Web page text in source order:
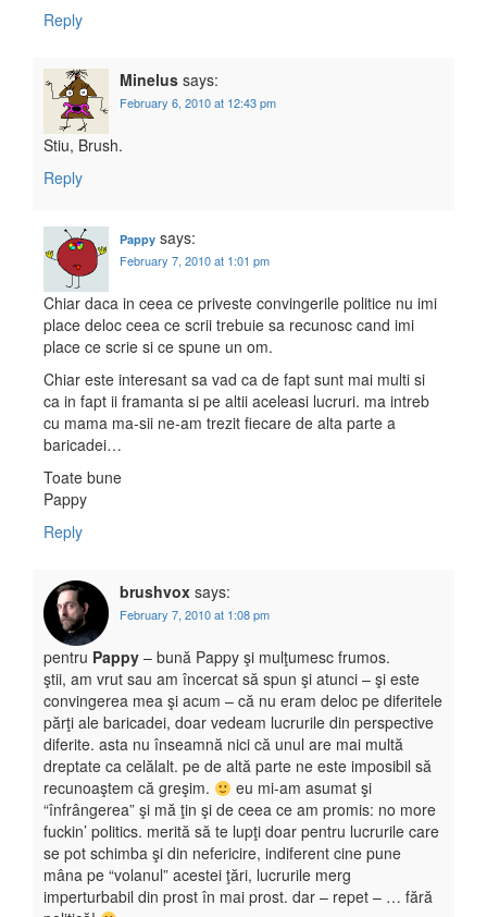
Reply
Minelus says:
February 6, 2010 at 12:43 pm
Stiu, Brush.
Reply
Pappy says:
February 7, 2010 at 1:01 pm
Chiar daca in ceea ce priveste convingerile politice nu imi
place deloc ceea ce scrii trebuie sa recunosc cand imi
place ce scrie si ce spune un om.
Chiar este interesant sa vad ca de fapt sunt mai multi si
ca in fapt ii framanta si pe altii aceleasi lucruri. ma intreb
cu mama ma-sii ne-am trezit fiecare de alta parte a
baricadei…
Toate bune
Pappy
Reply
brushvox says:
February 7, 2010 at 1:08 pm
pentru Pappy – bună Pappy şi mulţumesc frumos.
ştii, am vrut sau am încercat să spun şi atunci – şi este
convingerea mea şi acum – că nu eram deloc pe diferitele
părţi ale baricadei, doar vedeam lucrurile din perspective
diferite. asta nu înseamnă nici că unul are mai multă
dreptate ca celălalt. pe de altă parte ne este imposibil să
recunoaştem că greşim.
eu mi-am asumat şi
“înfrângerea” şi mă ţin şi de ceea ce am promis: no more
fuckin’ politics. merită să te lupţi doar pentru lucrurile care
se pot schimba şi din nefericire, indiferent cine pune
mâna pe “volanul” acestei ţări, lucrurile merg
imperturbabil din prost în mai prost. dar – repet – … fără